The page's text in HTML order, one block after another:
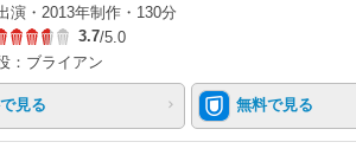
演・2013年制作・130分
3.7/5.0
：ブライアン
見る 無料で見る